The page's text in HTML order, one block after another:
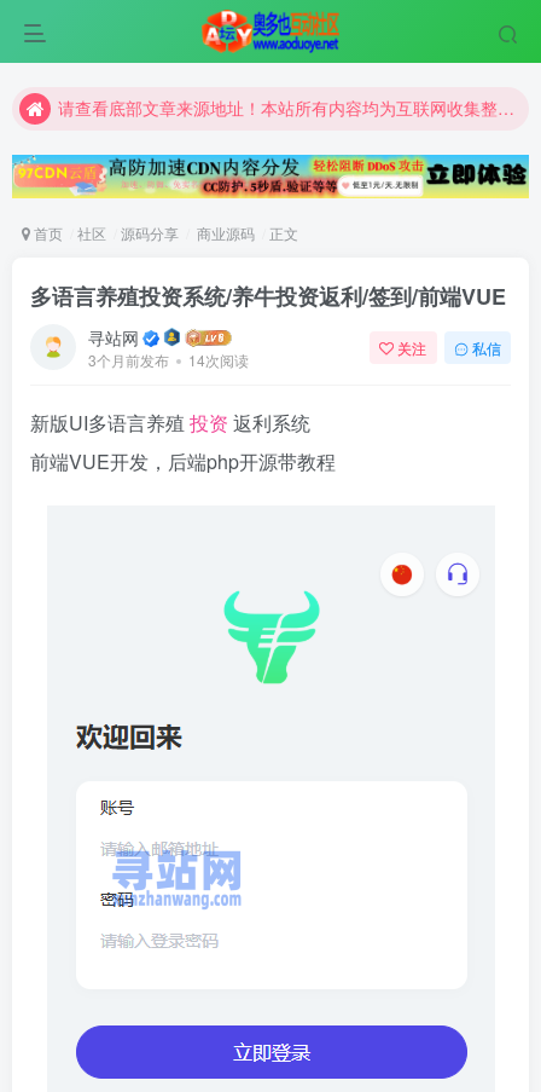
请查看底部文章来源地址！本站所有内容均为互联网收集整理和网友上传。仅限于学习研究，切勿用于商业用途。
请查看底部文章来源地址！本站所有内容均为互联网收集整理和网友上传。仅限于学习研究，切勿用于商业用途。
请查看底部文章来源地址！本站所有内容均为互联网收集整理和网友上传。仅限于学习研究，切勿用于商业用途。
首页 社区 源码分享 商业源码 正文
多语言养殖投资系统/养牛投资返利/签到/前端VUE
寻站网
3个月前发布 14次阅读
关注 私信
新版UI多语言养殖 投资 返利系统
前端VUE开发，后端php开源带教程